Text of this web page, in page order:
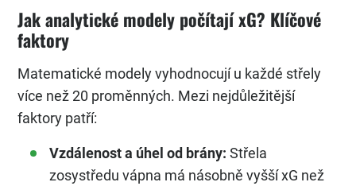
Jak analytické modely počítají xG? Klíčové
faktory
Matematické modely vyhodnocují u každé střely
více než 20 proměnných. Mezi nejdůležitější
faktory patří:
Vzdálenost a úhel od brány: Střela
zosystředu vápna má násobně vyšší xG než